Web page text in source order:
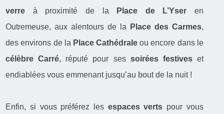
verre à proximité de la Place de L’Yser en
Outremeuse, aux alentours de la
Place des Carmes,
des environs de la Place Cathédrale ou encore dans le
célèbre Carré, réputé pour ses soirées festiveset
endiablées vous emmenant jusqu’au bout de la nuit !
Enfin, si vous préférez les espaces verts pour vous